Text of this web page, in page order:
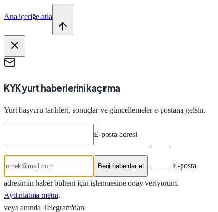
Ana içeriğe atla
KYK yurt haberlerini kaçırma
Yurt başvuru tarihleri, sonuçlar ve güncellemeler e-postana gelsin.
E-posta adresi
Beni haberdar et E-posta
adresimin haber bülteni için işlenmesine onay veriyorum.
Aydınlatma metni.
veya anında Telegram'dan